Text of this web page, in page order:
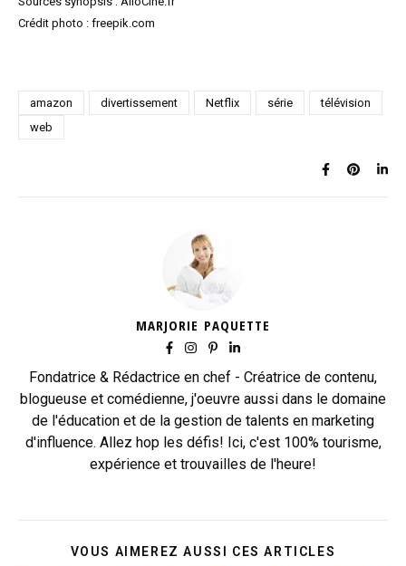
Crédit photo : freepik.com
amazon divertissement Netflix série
télévision
web
MARJORIE PAQUETTE
Fondatrice & Rédactrice en chef - Créatrice de contenu,
blogueuse et comédienne, j'oeuvre aussi dans le domaine
de l'éducation et de la gestion de talents en marketing
d'influence. Allez hop les défis! Ici, c'est 100% tourisme,
expérience et trouvailles de l'heure!
VOUS AIMEREZ AUSSI CES ARTICLES